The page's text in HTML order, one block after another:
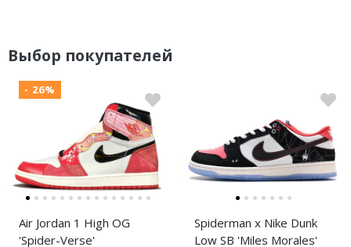
Выбор покупателей
- 26%
Air Jordan 1 High OG
'Spider-Verse'
Spiderman x Nike Dunk
Low SB 'Miles Morales'